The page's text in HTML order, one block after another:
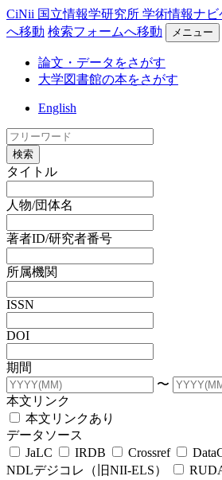
CiNii 国立情報学研究所 学術情報ナ
へ移動 検索フォームへ移動 メニュー
論文・データをさがす
大学図書館の本をさがす
English
検索
タイトル
人物/団体名
著者ID/研究者番号
所属機関
ISSN
DOI
期間
〜
本文リンク
本文リンクあり
データソース
JaLC
IRDB Crossref
NDLデジコレ（旧NII-ELS）